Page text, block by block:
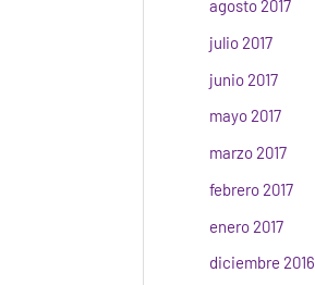
agosto 2017
julio 2017
junio 2017
mayo 2017
marzo 2017
febrero 2017
enero 2017
diciembre 2016